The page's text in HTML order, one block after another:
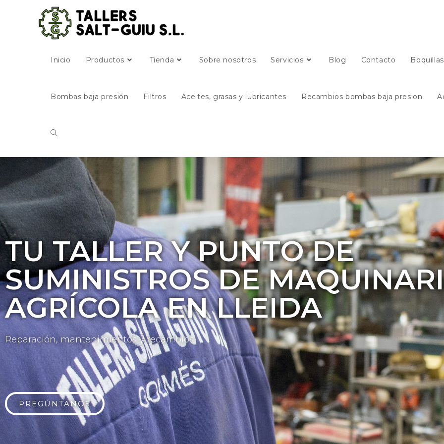
Inicio Productos Tienda Sobre nosotros Servicios Blog Contacto
Bombas baja presión Filtros Aceites, grasas y lubricantes Recambios bombas baja presion
TU TALLER Y PUNTO DE
SUMINISTROS DE
AGRÍCOLA EN LLEIDA
Reparación, mantenimientos y recambios
PREGÚNTANOS